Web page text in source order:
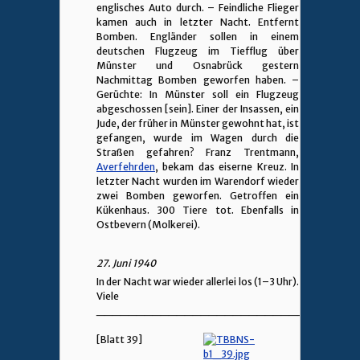
englisches Auto durch. – Feindliche Flieger
kamen auch in letzter Nacht. Entfernt
Bomben. Engländer sollen in einem
deutschen Flugzeug im Tiefflug über
Münster und Osnabrück gestern
Nachmittag Bomben geworfen haben. –
Gerüchte: In Münster soll ein Flugzeug
abgeschossen [sein]. Einer der Insassen, ein
Jude, der früher in Münster gewohnt hat, ist
gefangen, wurde im Wagen durch die
Straßen gefahren? Franz Trentmann,
Averfehrden, bekam das eiserne Kreuz. In
letzter Nacht wurden im Warendorf wieder
zwei Bomben geworfen. Getroffen ein
Kükenhaus. 300 Tiere tot. Ebenfalls in
Ostbevern (Molkerei).
27. Juni 1940
In der Nacht war wieder allerlei los (1–3 Uhr).
Viele
[Blatt 39]